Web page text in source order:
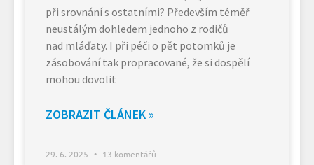
při srovnání s ostatními? Především téměř
neustálým dohledem jednoho z rodičů
nad mláďaty. I při péči o pět potomků je
zásobování tak propracované, že si dospělí
mohou dovolit
ZOBRAZIT ČLÁNEK »
29. 6. 2025 13 komentářů